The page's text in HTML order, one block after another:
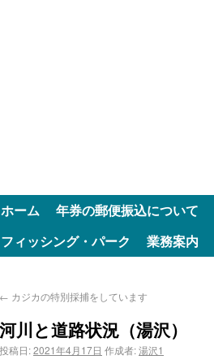
ホーム 年券の郵便振込について
フィッシング・パーク
業務案内
← カジカの特別採捕をしています
河川と道路状況（湯沢）
投稿日:2021年4月17日 作成者:湯沢1